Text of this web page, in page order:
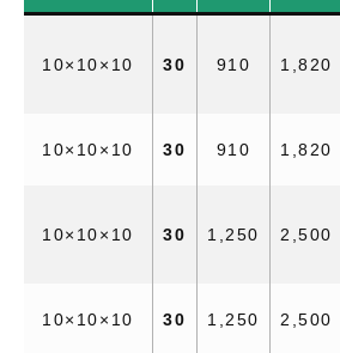
10×10×10 30 910 1,820
10×10×10 30 910 1,820
10×10×10 30 1,250 2,500
10×10×10 30 1,250 2,500